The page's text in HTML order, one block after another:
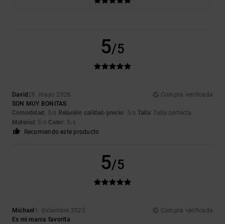
5/5
David28. mayo 2026
Compra verificada
SON MUY BONITAS
Comodidad: 5/5 Relación calidad-precio: 5/5 Talla: Talla perfecta
Material: 5 /5 Color: 5/5
Recomiendo este producto
5/5
Michael 1. diciembre 2025
Compra verificada
Es mi marca favorita